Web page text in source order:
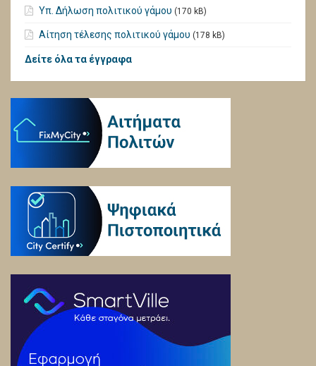
Υπ. Δήλωση πολιτικού γάμου (170 kB)
Αίτηση τέλεσης πολιτικού γάμου (178 kB)
Δείτε όλα τα έγγραφα